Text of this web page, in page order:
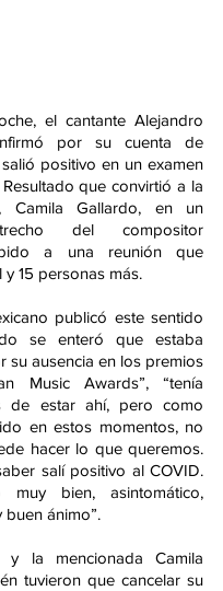
el cantante Alejandro
por su cuenta de
positivo en un examen
que convirtió a la
Camila Gallardo, en un
del compositor
a una reunión que
15 personas más.
publicó este sentido
se enteró que estaba
su ausencia en los premios
Music Awards”, “tenía
de estar ahí, pero como
en estos momentos, no
hacer lo que queremos.
salí positivo al COVID.
muy bien, asintomático,
buen ánimo”.
y la mencionada Camila
tuvieron que cancelar su